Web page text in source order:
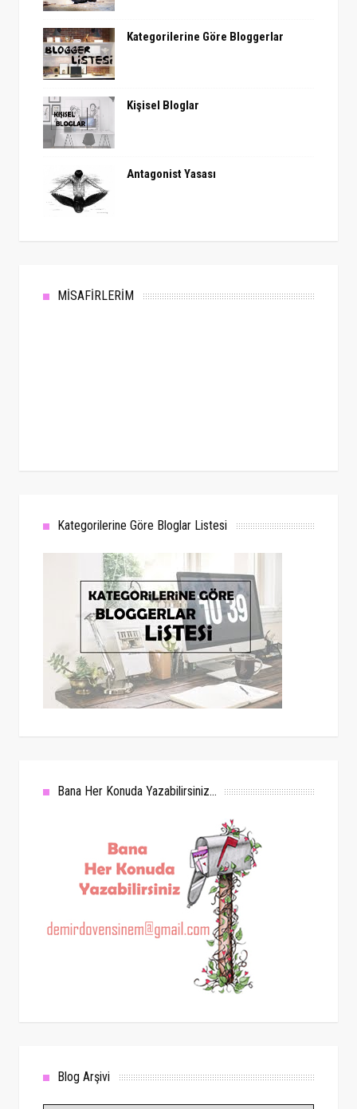
Kategorilerine Göre Bloggerlar
Kişisel Bloglar
Antagonist Yasası
MİSAFİRLERİM
Kategorilerine Göre Bloglar Listesi
Bana Her Konuda Yazabilirsiniz...
Blog Arşivi